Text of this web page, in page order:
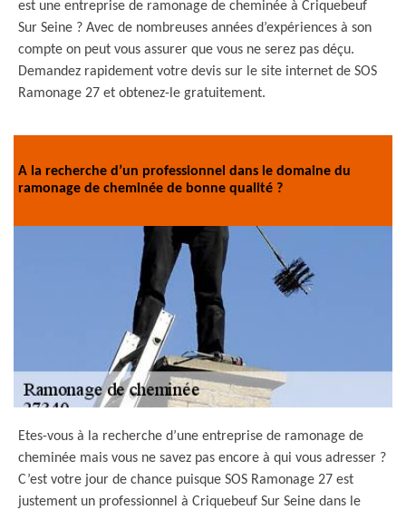
est une entreprise de ramonage de cheminée à Criquebeuf
Sur Seine ? Avec de nombreuses années d’expériences à son
compte on peut vous assurer que vous ne serez pas déçu.
Demandez rapidement votre devis sur le site internet de SOS
Ramonage 27 et obtenez-le gratuitement.
A la recherche d’un professionnel dans le domaine du
ramonage de cheminée de bonne qualité ?
Etes-vous à la recherche d’une entreprise de ramonage de
cheminée mais vous ne savez pas encore à qui vous adresser ?
C’est votre jour de chance puisque SOS Ramonage 27 est
justement un professionnel à Criquebeuf Sur Seine dans le